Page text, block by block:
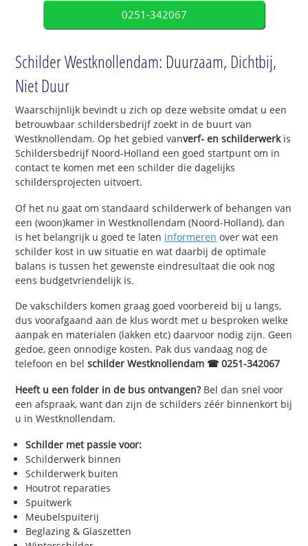
0251-342067
Schilder Westknollendam: Duurzaam, Dichtbij,
Niet Duur
Waarschijnlijk bevindt u zich op deze website omdat u een
betrouwbaar schildersbedrijf zoekt in de buurt van
Westknollendam. Op het gebied vanverf- en schilderwerkis
Schildersbedrijf Noord-Holland een goed startpunt om in
contact te komen met een schilder die dagelijks
schildersprojecten uitvoert.
Of het nu gaat om standaard schilderwerk of behangen van
een (woon)kamer in Westknollendam (Noord-Holland), dan
is het belangrijk u goed te laten informeren over wat een
schilder kost in uw situatie en wat daarbij de optimale
balans is tussen het gewenste eindresultaat die ook nog
eens budgetvriendelijk is.
De vakschilders komen graag goed voorbereid bij u langs,
dus voorafgaand aan de klus wordt met u besproken welke
aanpak en materialen (lakken etc) daarvoor nodig zijn. Geen
gedoe, geen onnodige kosten. Pak dus vandaag nog de
telefoon en belschilder Westknollendam ☎ 0251-342067
Heeft u een folder in de bus ontvangen?Bel dan snel voor
een afspraak, want dan zijn de schilders zéér binnenkort bij
u in Westknollendam.
Schilder met passie voor:
Schilderwerk binnen
Schilderwerk buiten
Houtrot reparaties
Spuitwerk
Meubelspuiterij
Beglazing & Glaszetten